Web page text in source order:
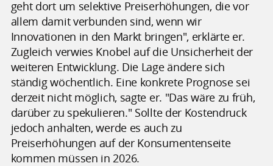
geht dort um selektive Preiserhöhungen, die vor
allem damit verbunden sind, wenn wir
Innovationen in den Markt bringen", erklärte er.
Zugleich verwies Knobel auf die Unsicherheit der
weiteren Entwicklung. Die Lage ändere sich
ständig wöchentlich. Eine konkrete Prognose sei
derzeit nicht möglich, sagte er. "Das wäre zu früh,
darüber zu spekulieren." Sollte der Kostendruck
jedoch anhalten, werde es auch zu
Preiserhöhungen auf der Konsumentenseite
kommen müssen in 2026.